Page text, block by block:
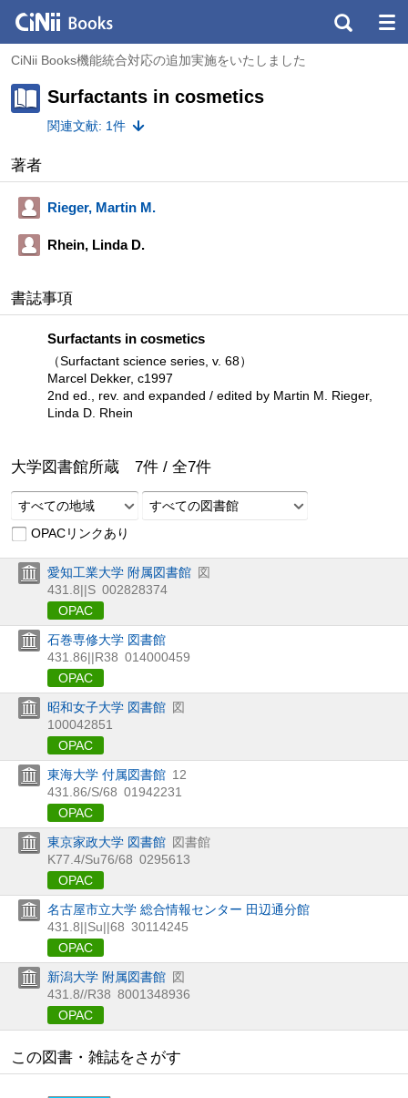
CiNii Books機能統合対応の追加実施をいたしました
Surfactants in cosmetics
関連文献: 1件
著者
Rieger, Martin M.
Rhein, Linda D.
書誌事項
Surfactants in cosmetics
（Surfactant science series, v. 68）
Marcel Dekker, c1997
2nd ed., rev. and expanded / edited by Martin M. Rieger,
Linda D. Rhein
大学図書館所蔵 7件 / 全7件
すべての地域
すべての図書館
OPACリンクあり
愛知工業大学 附属図書館 図
431.8||S 002828374
OPAC
石巻専修大学 図書館
431.86||R38 014000459
OPAC
昭和女子大学 図書館 図
100042851
OPAC
東海大学 付属図書館 12
431.86/S/68 01942231
OPAC
東京家政大学 図書館 図書館
K77.4/Su76/68 0295613
OPAC
名古屋市立大学 総合情報センター 田辺通分館
431.8||Su||68 30114245
OPAC
新潟大学 附属図書館 図
431.8//R38 8001348936
OPAC
この図書・雑誌をさがす